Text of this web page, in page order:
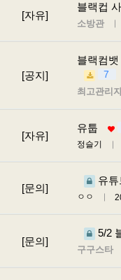
[자유]
블랙컵
소방관
[공지]
블랙컴
7
최고관리
[자유]
유툽
정슬기
[문의]
유
ㅇㅇ
[문의]
5/2
구구스타